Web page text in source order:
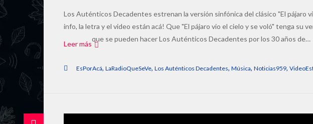
Los Auténticos Decadentes estrenan la versión sinfónica del clásico "El pájaro
info, la letra y el video están acá! Que "El pájaro vio el cielo y se voló" tenga su
que se pueden hacer Los Auténticos Decadentes por los 30 años de…
Leer más
EsPorAcá, LaRadioQueSeVe, Los Auténticos Decadentes, Música, Noticias959,